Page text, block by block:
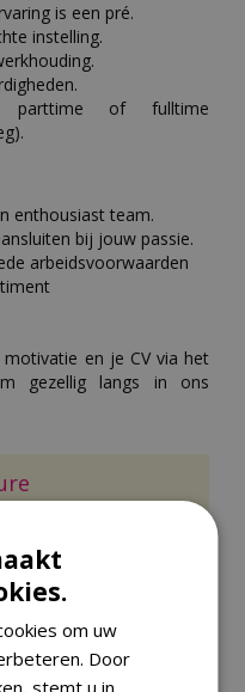
is een pré.
instelling.
parttime of fulltime
enthousiast team.
bij jouw passie.
arbeidsvoorwaarden
motivatie en je CV via het
gezellig langs in ons
om uw
Door
stemt u in